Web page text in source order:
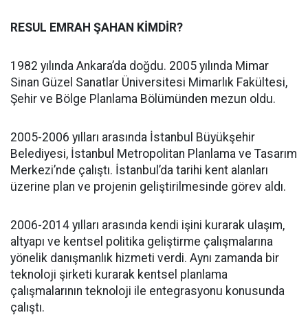
RESUL EMRAH ŞAHAN KİMDİR?
1982 yılında Ankara’da doğdu. 2005 yılında Mimar
Sinan Güzel Sanatlar Üniversitesi Mimarlık Fakültesi,
Şehir ve Bölge Planlama Bölümünden mezun oldu.
2005-2006 yılları arasında İstanbul Büyükşehir
Belediyesi, İstanbul Metropolitan Planlama ve Tasarım
Merkezi’nde çalıştı. İstanbul’da tarihi kent alanları
üzerine plan ve projenin geliştirilmesinde görev aldı.
2006-2014 yılları arasında kendi işini kurarak ulaşım,
altyapı ve kentsel politika geliştirme çalışmalarına
yönelik danışmanlık hizmeti verdi. Aynı zamanda bir
teknoloji şirketi kurarak kentsel planlama
çalışmalarının teknoloji ile entegrasyonu konusunda
çalıştı.